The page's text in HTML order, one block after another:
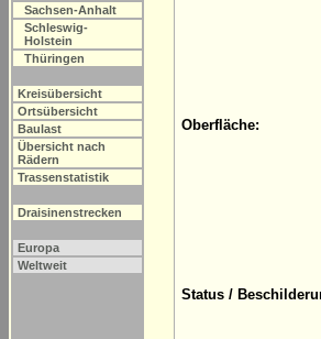
Sachsen-Anhalt
Schleswig-
Holstein
Thüringen
Kreisübersicht
Ortsübersicht
Baulast
Übersicht nach
Rädern
Trassenstatistik
Draisinenstrecken
Europa
Weltweit
Oberfläche:
Status /